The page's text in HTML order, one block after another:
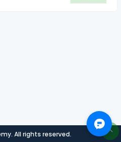
All rights reserved.